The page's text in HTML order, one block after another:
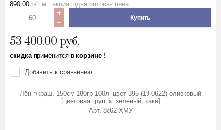
890.00 р/п.м.: акция, одна оптовая цена
Купить
53 400.00руб.
скидка применится в корзине !
Добавить к сравнению
Лён г/краш, 150см 180гр 100л, цвет 395 (19-0622) оливковый
[цветовая группа: зеленый, хаки]
Арт. 8с62 ХМУ